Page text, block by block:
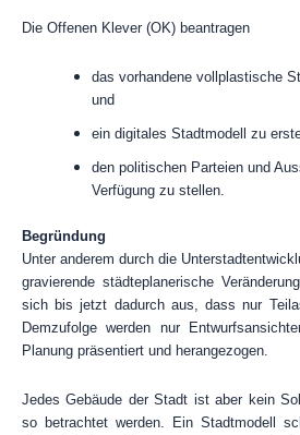
Die Offenen Klever (OK) beantragen
das vorhandene vollplastische
und
ein digitales Stadtmodell zu
den politischen Parteien und
Verfügung zu stellen.
Begründung
Unter anderem durch die
gravierende städteplanerische
sich bis jetzt dadurch aus, dass nur
Demzufolge werden nur
Planung präsentiert und herangezogen.
Jedes Gebäude der Stadt ist aber kein
so betrachtet werden. Ein Stadtmodell